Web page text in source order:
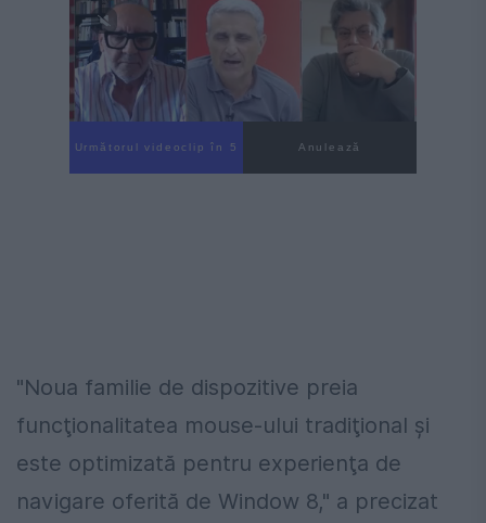
Următorul videoclip în 4 Anulează
"Noua familie de dispozitive preia
funcţionalitatea mouse-ului tradiţional şi
este optimizată pentru experienţa de
navigare oferită de Window 8," a precizat